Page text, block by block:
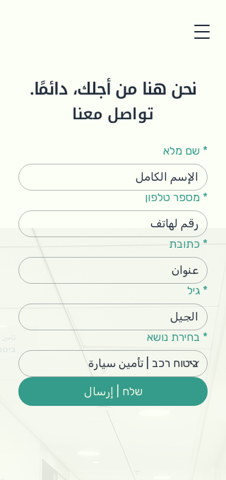
نحن هنا من أجلك، دائمًا.
تواصل معنا
* שם מלא
* מספר טלפון
* כתובת
* גיל
* בחירת נושא
שלח | إرسال